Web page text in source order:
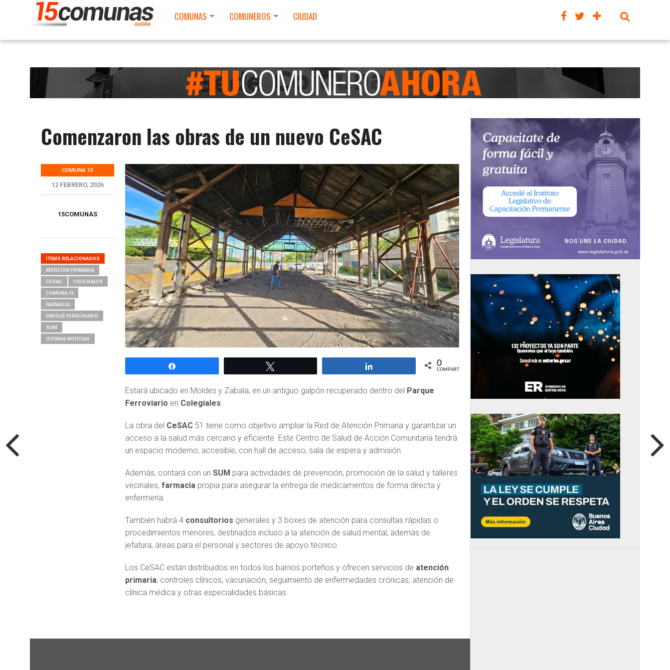
COMUNAS COMUNEROS CIUDAD
Comenzaron las obras de un nuevo CeSAC
COMUNA 13
12 FEBRERO, 2026
15COMUNAS
ITEMS RELACIONADOS
ATENCIÓN PRIMARIA
CESAC COLEGIALES
COMUNA 13
FARMACIA
PARQUE FERROVIARIO
SUM
ÚLTIMAS NOTICIAS
0
COMPARTIR
Estará ubicado en Moldes y Zabala, en un antiguo galpón recuperado dentro del Parque
Ferroviario en Colegiales.
La obra del CeSAC51 tiene como objetivo ampliar la Red de Atención Primaria y garantizar un
acceso a la salud más cercano y eficiente. Este Centro de Salud de Acción Comunitaria tendrá
un espacio moderno, accesible, con hall de acceso, sala de espera y admisión.
Además, contará con un SUM para actividades de prevención, promoción de la salud y talleres
vecinales, farmaciapropia para asegurar la entrega de medicamentos de forma directa y
enfermería.
También habrá 4 consultorios generales y 3 boxes de atención para consultas rápidas o
procedimientos menores, destinados incluso a la atención de salud mental, además de
jefatura, áreas para el personal y sectores de apoyo técnico.
Los CeSAC están distribuidos en todos los barrios porteños y ofrecen servicios de atención
primaria, controles clínicos, vacunación, seguimiento de enfermedades crónicas, atención de
clínica médica y otras especialidades básicas.